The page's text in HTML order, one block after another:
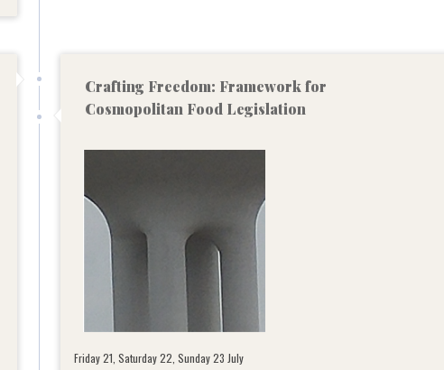
Crafting Freedom: Framework for
Cosmopolitan Food Legislation
Friday 21, Saturday 22, Sunday 23 July